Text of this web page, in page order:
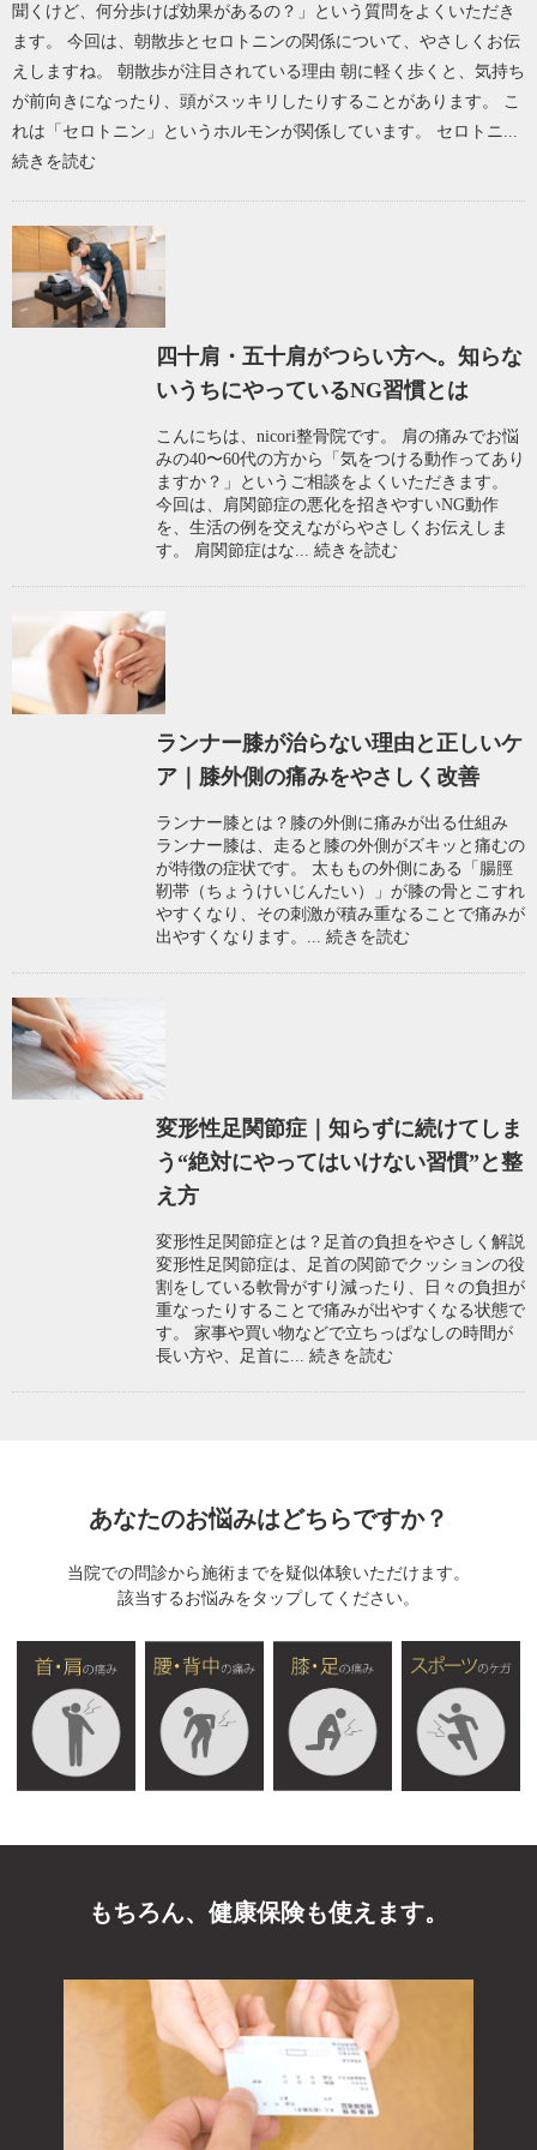
聞くけど、何分歩けば効果があるの？」という質問をよくいただき
ます。 今回は、朝散歩とセロトニンの関係について、やさしくお伝
えしますね。 朝散歩が注目されている理由 朝に軽く歩くと、気持ち
が前向きになったり、頭がスッキリしたりすることがあります。 こ
れは「セロトニン」というホルモンが関係しています。 セロトニ...
続きを読む
四十肩・五十肩がつらい方へ。知らな
いうちにやっているNG習慣とは
こんにちは、nicori整骨院です。 肩の痛みでお悩
みの40〜60代の方から「気をつける動作ってあり
ますか？」というご相談をよくいただきます。
今回は、肩関節症の悪化を招きやすいNG動作
を、生活の例を交えながらやさしくお伝えしま
す。 肩関節症はな... 続きを読む
ランナー膝が治らない理由と正しいケ
ア｜膝外側の痛みをやさしく改善
ランナー膝とは？膝の外側に痛みが出る仕組み
ランナー膝は、走ると膝の外側がズキッと痛むの
が特徴の症状です。 太ももの外側にある「腸脛
靭帯（ちょうけいじんたい）」が膝の骨とこすれ
やすくなり、その刺激が積み重なることで痛みが
出やすくなります。... 続きを読む
変形性足関節症｜知らずに続けてしま
う“絶対にやってはいけない習慣”と整
え方
変形性足関節症とは？足首の負担をやさしく解説
変形性足関節症は、足首の関節でクッションの役
割をしている軟骨がすり減ったり、日々の負担が
重なったりすることで痛みが出やすくなる状態で
す。 家事や買い物などで立ちっぱなしの時間が
長い方や、足首に... 続きを読む
あなたのお悩みはどちらですか？
当院での問診から施術までを疑似体験いただけます。
該当するお悩みをタップしてください。
もちろん、健康保険も使えます。